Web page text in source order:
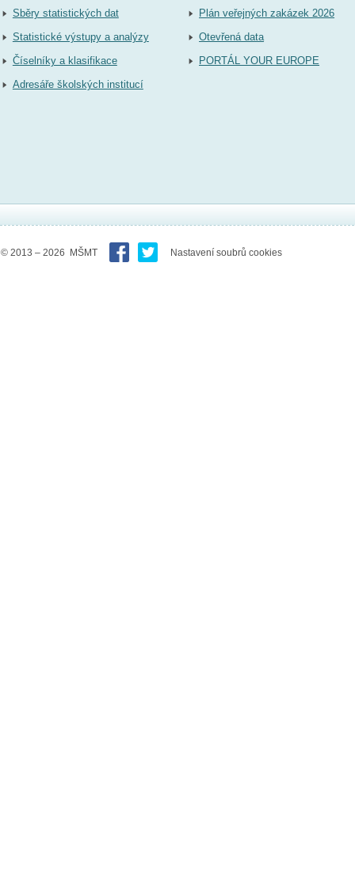
Sběry statistických dat
Statistické výstupy a analýzy
Číselníky a klasifikace
Adresáře školských institucí
Plán veřejných zakázek 2026
Otevřená data
PORTÁL YOUR EUROPE
© 2013 – 2026 MŠMT Nastavení soubrů cookies